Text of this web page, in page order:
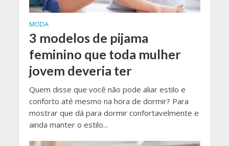
MODA
3 modelos de pijama
feminino que toda mulher
jovem deveria ter
Quem disse que você não pode aliar estilo e
conforto até mesmo na hora de dormir? Para
mostrar que dá para dormir confortavelmente e
ainda manter o estilo...